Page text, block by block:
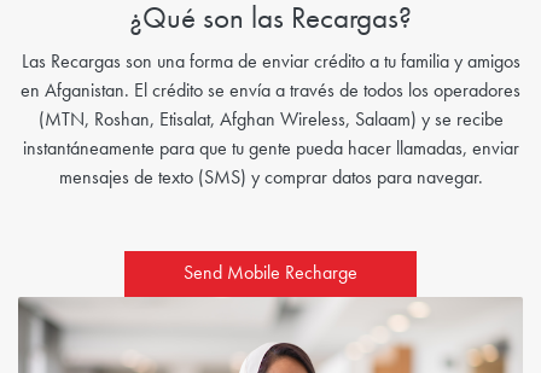
¿Qué son las Recargas?
Las Recargas son una forma de enviar crédito a tu familia y amigos
en Afganistan. El crédito se envía a través de todos los operadores
(MTN, Roshan, Etisalat, Afghan Wireless, Salaam) y se recibe
instantáneamente para que tu gente pueda hacer llamadas, enviar
mensajes de texto (SMS) y comprar datos para navegar.
Send Mobile Recharge